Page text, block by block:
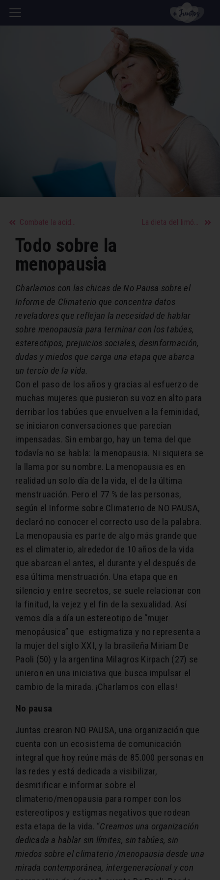
Combate la acidez y la digestión lenta y pesada con estos alimentos, consejos ¡y una postura correcta! La dieta del limón o cómo perder peso en tan solo una semana
Todo sobre la
menopausia
Charlamos con las chicas de No Pausa sobre el
Informe de Climaterio que concentra datos
reveladores que reflejan la necesidad de hablar
sobre menopausia para terminar con los tabúes,
estereotipos, prejuicios sociales, desinformación,
dudas y miedos que carga una etapa que abarca
un tercio de la vida.
Con el paso de los años y gracias al esfuerzo de
muchas mujeres que pusieron su voz en alto para
derribar los tabúes que envuelven a la feminidad,
se iniciaron conversaciones que parecían
impensadas. Sin embargo, hay un tema del que
todavía no se habla: la menopausia. Ni siquiera se
la llama por su nombre. La menopausia es en
realidad un solo día de la vida, el de la última
menstruación. Pero el 77 % de las personas,
según el Informe sobre Climaterio de NO PAUSA,
declaró no conocer el correcto uso de la palabra.
La menopausia es parte de algo más grande que
es el climaterio, alrededor de 10 años de la vida
que abarcan el antes, el durante y el después de
esa última menstruación. Una etapa que en
silencio y entre secretos, se suele relacionar con
la finitud, la vejez y el fin de la sexualidad. Así
vemos día a día un estereotipo de “mujer
menopáusica” que estigmatiza y no representa a
la mujer del siglo XXI, y la brasileña Miriam De
Paoli (50) y la argentina Milagros Kirpach (27) se
unieron en una iniciativa que busca impulsar el
cambio de la mirada. ¡Charlamos con ellas!
No pausa
Juntas crearon NO PAUSA, una organización que
cuenta con un ecosistema de comunicación
integral que hoy reúne más de 85.000 personas en
las redes y está dedicada a visibilizar,
desmitificar e informar sobre el
climaterio/menopausia para romper con los
estereotipos y estigmas negativos que rodean
esta etapa de la vida. “Creamos una organización
dedicada a hablar sin límites, sin tabúes, sin
miedos sobre el climaterio /menopausia desde una
mirada contemporánea, intergeneracional y con